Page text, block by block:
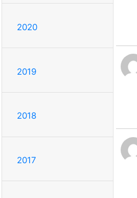
2020
2019
2018
2017